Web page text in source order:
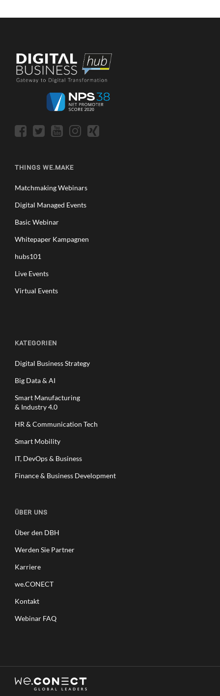
THINGS WE.MAKE
Matchmaking Webinars
Digital Managed Events
Basic Webinar
Whitepaper Kampagnen
hubs101
Live Events
Virtual Events
KATEGORIEN
Digital Business Strategy
Big Data & AI
Smart Manufacturing
& Industry 4.0
HR & Communication Tech
Smart Mobility
IT, DevOps & Business
Finance & Business Development
ÜBER UNS
Über den DBH
Werden Sie Partner
Karriere
we.CONECT
Kontakt
Webinar FAQ